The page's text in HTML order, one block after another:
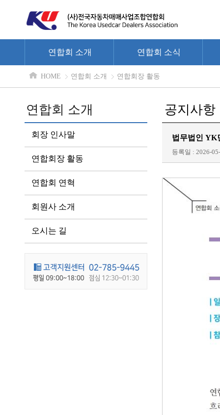
연합회 소개 연합회 소식
HOME 연합회 소개 연합회장 활동
연합회 소개
회장 인사말
연합회장 활동
연합회 연혁
회원사 소개
오시는 길
공지사항
법무법인 YK
등록일 : 2026-